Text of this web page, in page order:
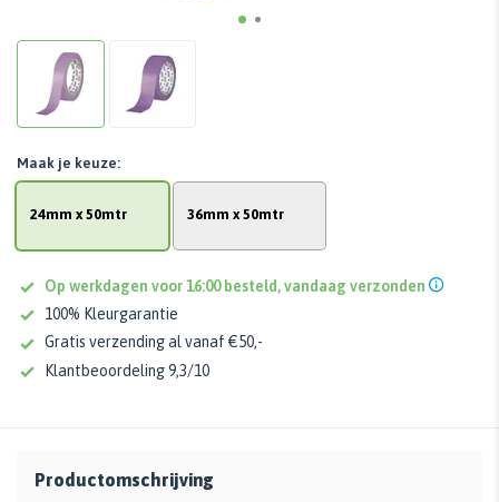
24mm x 50mtr 36mm x 50mtr
Maak je keuze:
Op werkdagen voor 16:00 besteld, vandaag verzonden
100% Kleurgarantie
Gratis verzending al vanaf €50,-
Klantbeoordeling 9,3/10
Productomschrijving